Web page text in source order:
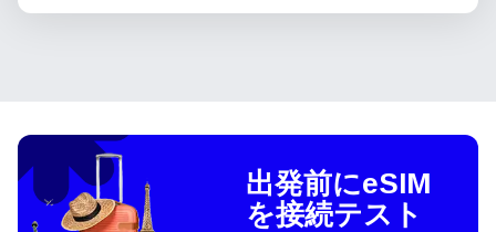
出発前にeSIM
を接続テスト